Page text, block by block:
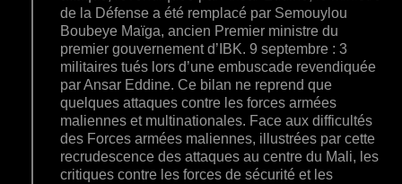
de la Défense a été remplacé par Semouylou
Boubeye Maïga, ancien Premier ministre du
premier gouvernement d’IBK. 9 septembre : 3
militaires tués lors d’une embuscade revendiquée
par Ansar Eddine. Ce bilan ne reprend que
quelques attaques contre les forces armées
maliennes et multinationales. Face aux difficultés
des Forces armées maliennes, illustrées par cette
recrudescence des attaques au centre du Mali, les
critiques contre les forces de sécurité et les